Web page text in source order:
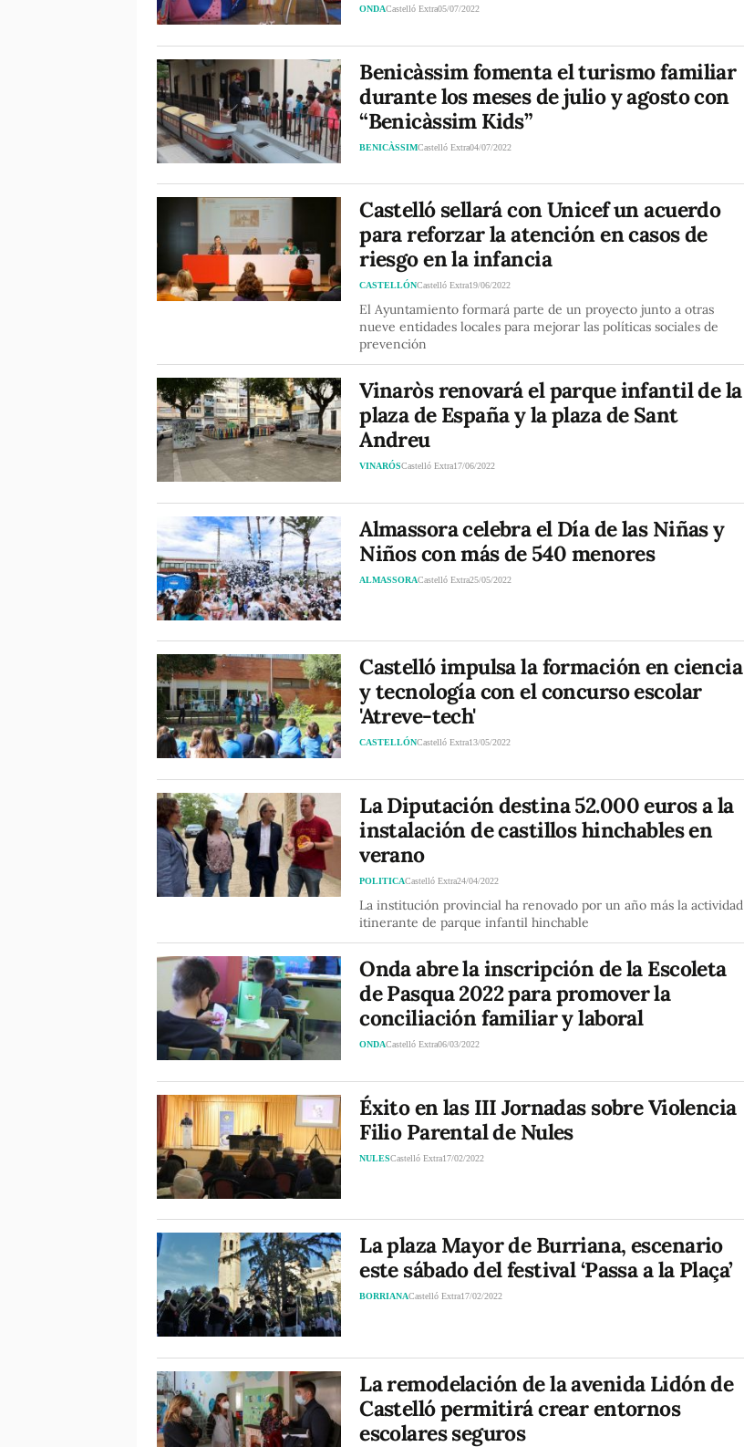
ONDACastelló Extra05/07/2022
Benicàssim fomenta el turismo familiar
durante los meses de julio y agosto con
“Benicàssim Kids”
BENICÀSSIMCastelló Extra04/07/2022
Castelló sellará con Unicef un acuerdo
para reforzar la atención en casos de
riesgo en la infancia
CASTELLÓNCastelló Extra19/06/2022
El Ayuntamiento formará parte de un proyecto junto a otras
nueve entidades locales para mejorar las políticas sociales de
prevención
Vinaròs renovará el parque infantil de la
plaza de España y la plaza de Sant
Andreu
VINARÓSCastelló Extra17/06/2022
Almassora celebra el Día de las Niñas y
Niños con más de 540 menores
ALMASSORACastelló Extra25/05/2022
Castelló impulsa la formación en ciencia
y tecnología con el concurso escolar
'Atreve-tech'
CASTELLÓNCastelló Extra13/05/2022
La Diputación destina 52.000 euros a la
instalación de castillos hinchables en
verano
POLITICACastelló Extra24/04/2022
La institución provincial ha renovado por un año más la actividad
itinerante de parque infantil hinchable
Onda abre la inscripción de la Escoleta
de Pasqua 2022 para promover la
conciliación familiar y laboral
ONDACastelló Extra06/03/2022
Éxito en las III Jornadas sobre Violencia
Filio Parental de Nules
NULESCastelló Extra17/02/2022
La plaza Mayor de Burriana, escenario
este sábado del festival ‘Passa a la Plaça’
BORRIANACastelló Extra17/02/2022
La remodelación de la avenida Lidón de
Castelló permitirá crear entornos
escolares seguros